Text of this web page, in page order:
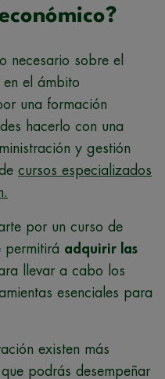
necesario sobre el
el ámbito
una formación
hacerlo con una
y gestión
cursos especializados
por un curso de
permitirá adquirir las
llevar a cabo los
esenciales para
existen más
podrás desempeñar